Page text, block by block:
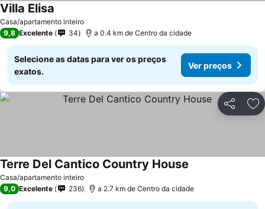
Casa/apartamento inteiro
Villa Elisa
9,8 Excelente 34 a 0.4 km de Centro da cidade
Selecione as datas para ver os preços
exatos.
Ver preços
Partilhar
Casa/apartamento inteiro
Terre Del Cantico Country House
9,0 Excelente 236 a 2.7 km de Centro da cidade